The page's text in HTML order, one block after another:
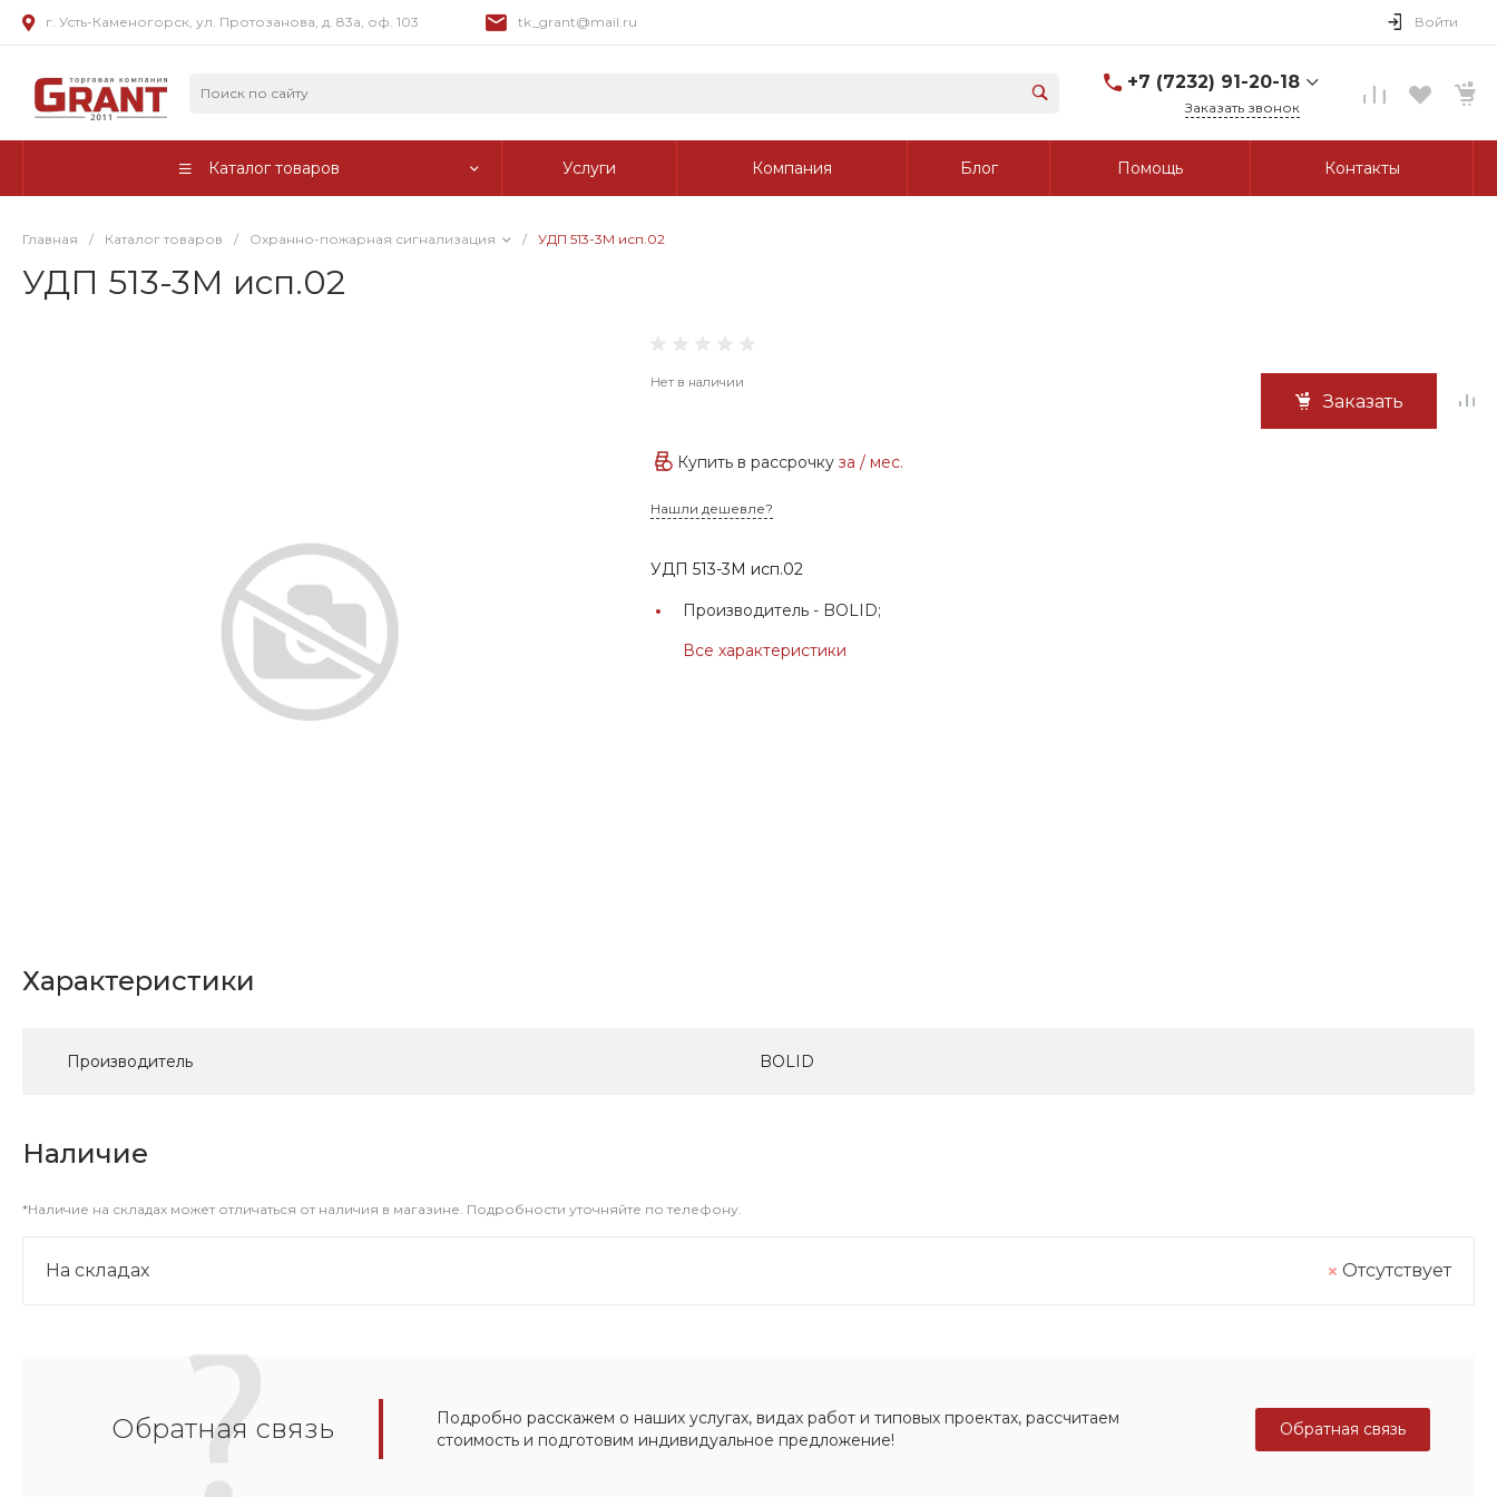
г. Усть-Каменогорск, ул. Протозанова, д. 83а, оф. 103 tk_grant@mail.ru Войти
+7 (7232) 91-20-18
г. Усть-Каменогорск, ул.
Заказать звонок
Каталог товаров Услуги Компания Блог Помощь Контакты
Главная / Каталог товаров / Охранно-пожарная сигнализация / УДП 513-3М исп.02
УДП 513-3М исп.02
Нет в наличии
Заказать
Купить в рассрочкуза/ мес.
Нашли дешевле?
УДП 513-3М исп.02
Производитель - BOLID;
Все характеристики
Характеристики
Производитель BOLID
Наличие
*Наличие на складах может отличаться от наличия в магазине. Подробности уточняйте по телефону.
На складах Отсутствует
Обратная связь
Подробно расскажем о наших услугах, видах работ и типовых проектах, рассчитаем
стоимость и подготовим индивидуальное предложение!
Обратная связь